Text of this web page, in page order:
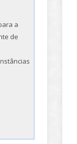
a
de